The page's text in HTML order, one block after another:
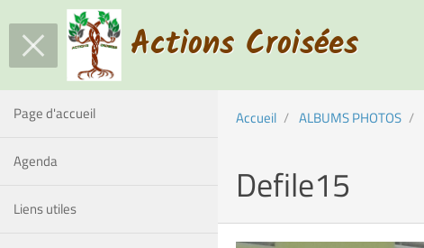
Actions Croisées
Page d'accueil
Agenda
Liens utiles
Accueil ALBUMS PHOTOS
Defile15